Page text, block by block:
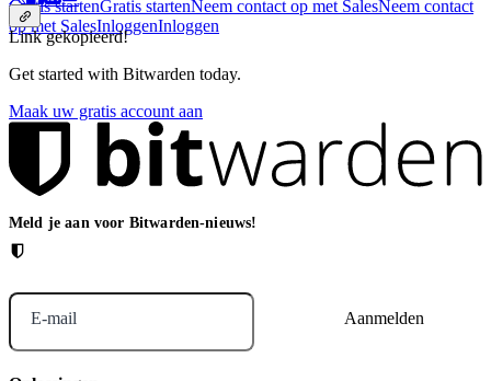
Gratis startenGratis startenNeem contact op met SalesNeem contact
op met SalesInloggenInloggen
Link gekopieerd!
Get started with Bitwarden today.
Maak uw gratis account aan
Meld je aan voor Bitwarden-nieuws!
E-mail